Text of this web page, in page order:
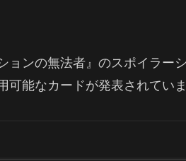
ョンの無法者』のスポイラ
可能なカードが発表されていま